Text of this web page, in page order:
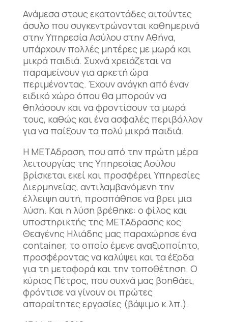
Ανάμεσα στους εκατοντάδες αιτούντες
άσυλο που συγκεντρώνονται καθημερινά
στην Υπηρεσία Ασύλου στην Αθήνα,
υπάρχουν πολλές μητέρες με μωρά και
μικρά παιδιά. Συχνά χρειάζεται να
παραμείνουν για αρκετή ώρα
περιμένοντας. Έχουν ανάγκη από έναν
ειδικό χώρο όπου θα μπορούν να
θηλάσουν και να φροντίσουν τα μωρά
τους, καθώς και ένα ασφαλές περιβάλλον
για να παίξουν τα πολύ μικρά παιδιά.
Η ΜΕΤΑδραση, που από την πρώτη μέρα
λειτουργίας της Υπηρεσίας Ασύλου
βρίσκεται εκεί και προσφέρει Υπηρεσίες
Διερμηνείας, αντιλαμβανόμενη την
έλλειψη αυτή, προσπάθησε να βρει μια
λύση. Kαι η λύση βρέθηκε: o φίλος και
υποστηρικτής της ΜΕΤΑδρασης κος
Θεαγένης Ηλιάδης μας παραχώρησε ένα
container, το οποίο έμενε αναξιοποίητο,
προσφέροντας να καλύψει και τα έξοδα
για τη μεταφορά και την τοποθέτηση. Ο
κύριος Πέτρος, που συχνά μας βοηθάει,
φρόντισε να γίνουν οι πρώτες
απαραίτητες εργασίες (βάψιμο κ.λπ.).